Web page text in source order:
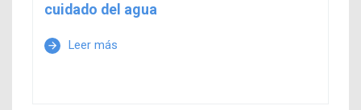
cuidado del agua
arrow_forward Leer más